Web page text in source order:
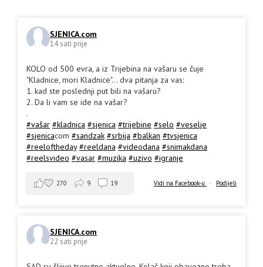
SJENICA.com
14 sati prije
KOLO od 500 evra, a iz Trijebina na vašaru se čuje
"Kladnice, mori Kladnice"... dva pitanja za vas:
1. kad ste poslednji put bili na vašaru?
2. Da li vam se ide na vašar?
.
#vašar #kladnica #sjenica #trijebine #selo #veselje
#sjenicacom #sandzak #srbija #balkan #tvsjenica
#reeloftheday #reeldana #videodana #snimakdana
#reelsvideo #vasar #muzika #uzivo #igranje
Vidi na Facebook-u · Podijeli
270 9 19
SJENICA.com
22 sati prije